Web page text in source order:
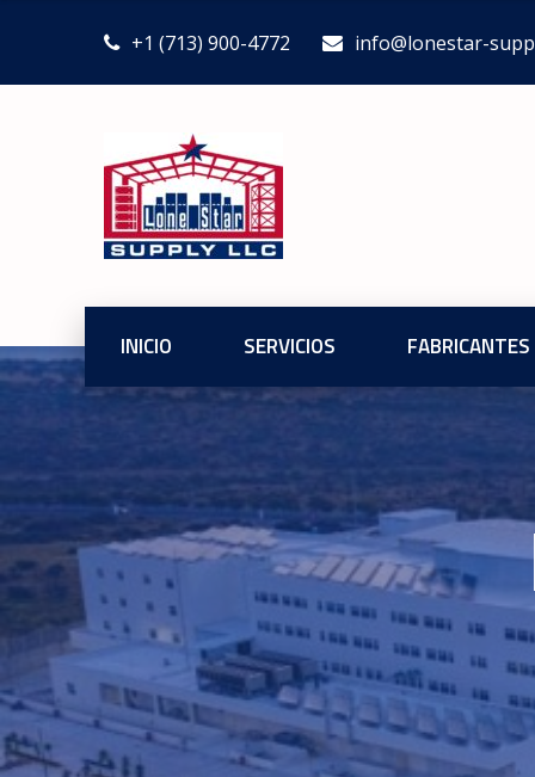
+1 (713) 900-4772 info@lonestar-
INICIO SERVICIOS FABRICANTES